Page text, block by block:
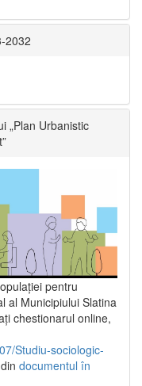
2032
„Plan Urbanistic
pentru
al Municipiului Slatina
chestionarul online,
Studiu-sociologic-
documentul în